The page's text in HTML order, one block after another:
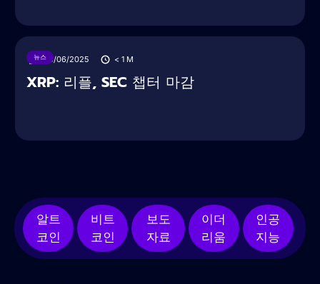
뉴스28/06/2025 < 1 M
XRP: 리플, SEC 챕터 마감
알트
코인
비트
코인
보도
자료
이더
리움
인공
지능